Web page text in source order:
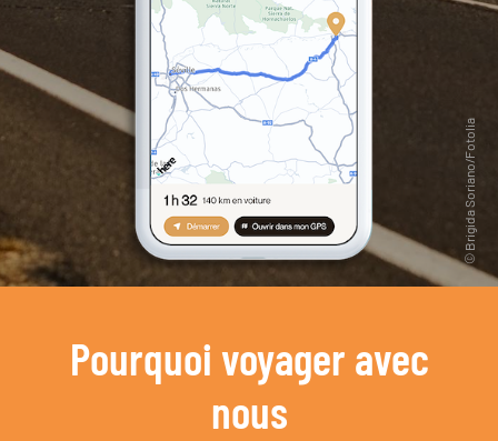
Pourquoi voyager avec
nous